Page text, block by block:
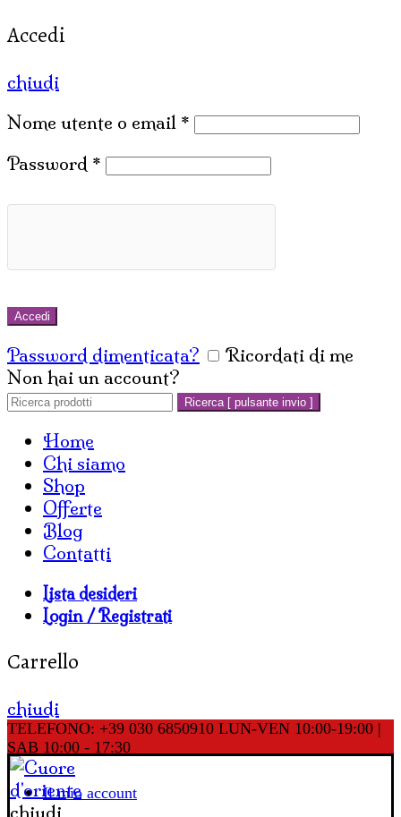
Accedi
chiudi
Nome utente o email *
Password *
Accedi
Password dimenticata?
Ricordati di me
Non hai un account?
Cerca:
Ricerca [ pulsante invio ]
Home
Chi siamo
Shop
Offerte
Blog
Contatti
Lista desideri
Login / Registrati
Carrello
chiudi
TELEFONO: +39 030 6850910 LUN-VEN 10:00-19:00 |
SAB 10:00 - 17:30
Il mio account
chiudi